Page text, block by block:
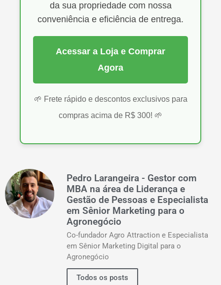
da sua propriedade com nossa
conveniência e eficiência de entrega.
Acessar a Loja e Comprar
Agora
🌱 Frete rápido e descontos exclusivos para
compras acima de R$ 300! 🌱
Pedro Larangeira - Gestor com
MBA na área de Liderança e
Gestão de Pessoas e Especialista
em Sênior Marketing para o
Agronegócio
Co-fundador Agro Attraction e Especialista
em Sênior Marketing Digital para o
Agronegócio
Todos os posts